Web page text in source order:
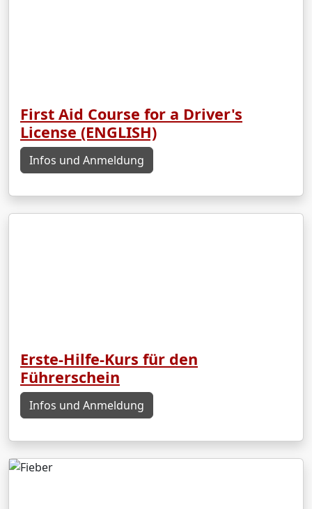
First Aid Course for a Driver's
License (ENGLISH)
Infos und Anmeldung
Erste-Hilfe-Kurs für den
Führerschein
Infos und Anmeldung